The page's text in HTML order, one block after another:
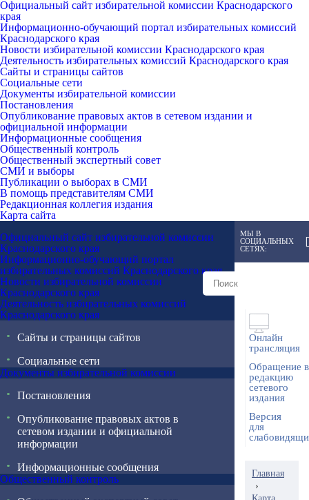
Официальный сайт избирательной комиссии Краснодарского
края
Информационно-обучающий портал избирательных комиссий
Краснодарского края
Новости избирательной комиссии Краснодарского края
Деятельность избирательных комиссий Краснодарского края
Сайты и страницы сайтов
Социальные сети
Документы избирательной комиссии
Постановления
Опубликование правовых актов в сетевом издании и
официальной информации
Информационные сообщения
Общественный контроль
Общественный экспертный совет
СМИ и выборы
Публикации о выборах в СМИ
В помощь представителям СМИ
Редакционная коллегия издания
Карта сайта
Официальный сайт избирательной комиссии
Краснодарского края
Информационно-обучающий портал
избирательных комиссий Краснодарского края
Новости избирательной комиссии
Краснодарского края
Деятельность избирательных комиссий
Краснодарского края
Сайты и страницы сайтов
Социальные сети
Документы избирательной комиссии
Постановления
Опубликование правовых актов в
сетевом издании и официальной
информации
Информационные сообщения
Общественный контроль
МЫ В
СОЦИАЛЬНЫХ
СЕТЯХ:
Онлайн
трансляция
Обращение в
редакцию
сетевого
издания
Версия
для
Главная
›